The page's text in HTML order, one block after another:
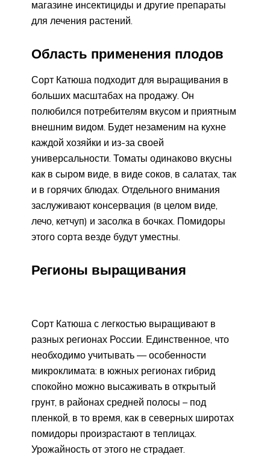
магазине инсектициды и другие препараты
для лечения растений.
Область применения плодов
Сорт Катюша подходит для выращивания в
больших масштабах на продажу. Он
полюбился потребителям вкусом и приятным
внешним видом. Будет незаменим на кухне
каждой хозяйки и из-за своей
универсальности. Томаты одинаково вкусны
как в сыром виде, в виде соков, в салатах, так
и в горячих блюдах. Отдельного внимания
заслуживают консервация (в целом виде,
лечо, кетчуп) и засолка в бочках. Помидоры
этого сорта везде будут уместны.
Регионы выращивания
Сорт Катюша с легкостью выращивают в
разных регионах России. Единственное, что
необходимо учитывать — особенности
микроклимата: в южных регионах гибрид
спокойно можно высаживать в открытый
грунт, в районах средней полосы – под
пленкой, в то время, как в северных широтах
помидоры произрастают в теплицах.
Урожайность от этого не страдает.